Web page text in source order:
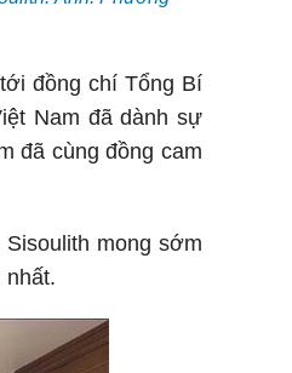
đồng chí Tổng Bí
Nam đã dành sự
đã cùng đồng cam
mong sớm
nhất.